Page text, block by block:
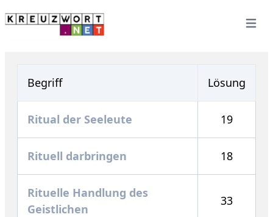
Open
Begriff Lösung
Ritual der Seeleute 19
Rituell darbringen 18
Rituelle Handlung des
Geistlichen
33